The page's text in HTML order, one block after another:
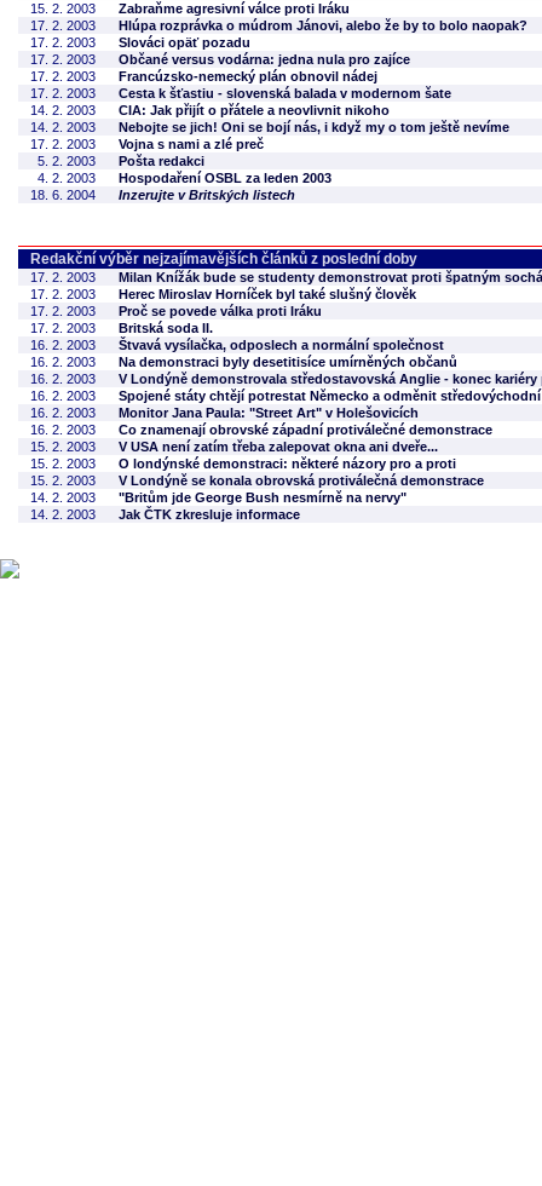
15. 2. 2003
Zabraňme agresivní válce proti Iráku
17. 2. 2003
Hlúpa rozprávka o múdrom Jánovi, alebo že by to bolo naopak?
17. 2. 2003
Slováci opäť pozadu
17. 2. 2003
Občané versus vodárna: jedna nula pro zajíce
17. 2. 2003
Francúzsko-nemecký plán obnovil nádej
17. 2. 2003
Cesta k šťastiu - slovenská balada v modernom šate
14. 2. 2003
CIA: Jak přijít o přátele a neovlivnit nikoho
14. 2. 2003
Nebojte se jich! Oni se bojí nás, i když my o tom ještě nevíme
17. 2. 2003
Vojna s nami a zlé preč
5. 2. 2003
Pošta redakci
4. 2. 2003
Hospodaření OSBL za leden 2003
18. 6. 2004
Inzerujte v Britských listech
Redakční výběr nejzajímavějších článků z poslední doby
17. 2. 2003
Milan Knížák bude se studenty demonstrovat proti špatným
17. 2. 2003
Herec Miroslav Horníček byl také slušný člověk
17. 2. 2003
Proč se povede válka proti Iráku
17. 2. 2003
Britská soda II.
16. 2. 2003
Štvavá vysílačka, odposlech a normální společnost
16. 2. 2003
Na demonstraci byly desetitisíce umírněných občanů
16. 2. 2003
V Londýně demonstrovala středostavovská Anglie - konec kariéry
16. 2. 2003
Spojené státy chtějí potrestat Německo a odměnit
16. 2. 2003
Monitor Jana Paula: "Street Art" v Holešovicích
16. 2. 2003
Co znamenají obrovské západní protiválečné demonstrace
15. 2. 2003
V USA není zatím třeba zalepovat okna ani dveře...
15. 2. 2003
O londýnské demonstraci: některé názory pro a proti
15. 2. 2003
V Londýně se konala obrovská protiválečná demonstrace
14. 2. 2003
"Britům jde George Bush nesmírně na nervy"
14. 2. 2003
Jak ČTK zkresluje informace